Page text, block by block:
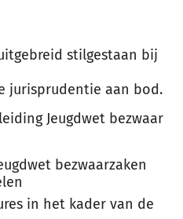
stilgestaan bij
jurisprudentie aan bod.
Jeugdwet bezwaar
bezwaarzaken
in het kader van de